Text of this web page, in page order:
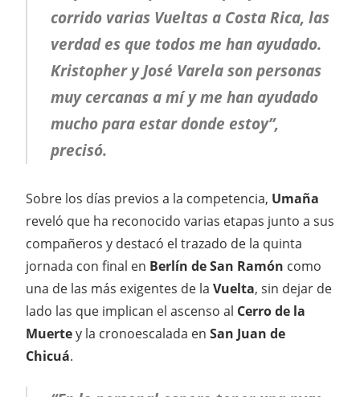
corrido varias Vueltas a Costa Rica, las
verdad es que todos me han ayudado.
Kristopher y José Varela son personas
muy cercanas a mí y me han ayudado
mucho para estar donde estoy”,
precisó.
Sobre los días previos a la competencia, Umaña
reveló que ha reconocido varias etapas junto a sus
compañeros y destacó el trazado de la quinta
jornada con final en Berlín de San Ramón como
una de las más exigentes de la Vuelta, sin dejar de
lado las que implican el ascenso al Cerro de la
Muertey la cronoescalada en San Juan de
Chicuá.